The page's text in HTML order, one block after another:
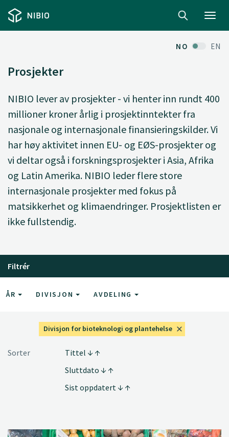
NO EN
Prosjekter
NIBIO lever av prosjekter - vi henter inn rundt 400
millioner kroner årlig i prosjektinntekter fra
nasjonale og internasjonale finansieringskilder. Vi
har høy aktivitet innen EU- og EØS-prosjekter og
vi deltar også i forskningsprosjekter i Asia, Afrika
og Latin Amerika. NIBIO leder flere store
internasjonale prosjekter med fokus på
matsikkerhet og klimaendringer. Prosjektlisten er
ikke fullstendig.
Filtrér
ÅR DIVISJON AVDELING
Divisjon for bioteknologi og plantehelse
Sorter
Tittel
Sluttdato
Sist oppdatert